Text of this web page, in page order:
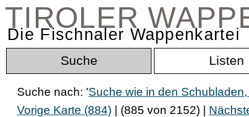
TIROLER
Die Fischnaler Wappenkartei
Suche Listen
Suche nach: 'Suche wie in den
Vorige Karte (884) | (885 von 2152) |